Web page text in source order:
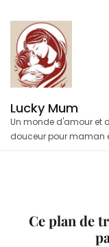
content
Lucky Mum
Un monde d'amour et
douceur pour maman
Ce plan de